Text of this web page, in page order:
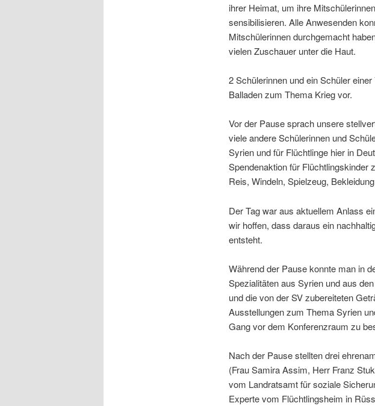
ihrer Heimat, um ihre
sensibilisieren. Alle Anwesenden
Mitschülerinnen durchgemacht
vielen Zuschauer unter die Haut.
2 Schülerinnen und ein Schüler
Balladen zum Thema Krieg vor.
Vor der Pause sprach unsere
viele andere Schülerinnen und
Syrien und für Flüchtlinge hier in
Spendenaktion für Flüchtlingskinder
Reis, Windeln, Spielzeug,
Der Tag war aus aktuellem Anlass
wir hoffen, dass daraus ein
entsteht.
Während der Pause konnte man in
Spezialitäten aus Syrien und aus
und die von der SV zubereiteten
Ausstellungen zum Thema Syrien
Gang vor dem Konferenzraum zu
Nach der Pause stellten drei
(Frau Samira Assim, Herr Franz
vom Landratsamt für soziale
Experte vom Flüchtlingsheim in